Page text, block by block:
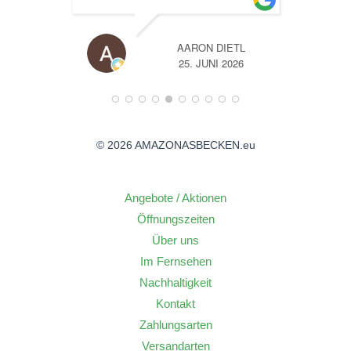
A
14. JUNI 2026
© 2026 AMAZONASBECKEN.eu
Angebote / Aktionen
Öffnungszeiten
Über uns
Im Fernsehen
Nachhaltigkeit
Kontakt
Zahlungsarten
Versandarten